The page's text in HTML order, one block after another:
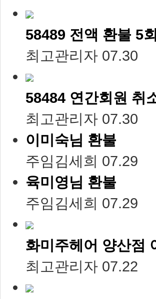
58489 전액 환불 5
최고관리자 07.30
58484 연간회원 취
최고관리자 07.30
이미숙님 환불
주임김세희 07.29
육미영님 환불
주임김세희 07.29
화미주헤어 양산점
최고관리자 07.22